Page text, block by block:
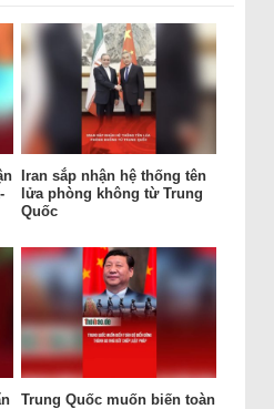
Iran sắp nhận hệ thống tên
lửa phòng không từ Trung
Quốc
Trung Quốc muốn biến toàn